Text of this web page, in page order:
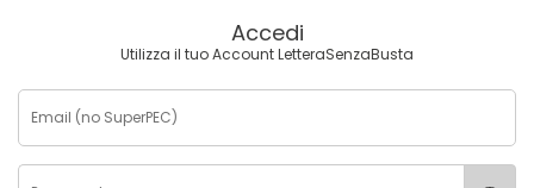
Accedi
Utilizza il tuo Account LetteraSenzaBusta